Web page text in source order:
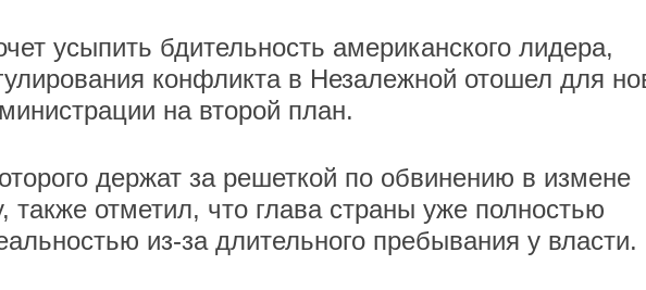
усыпить бдительность американского лидера,
конфликта в Незалежной отошел для
на второй план.
держат за решеткой по обвинению в измене
также отметил, что глава страны уже полностью
из-за длительного пребывания у власти.